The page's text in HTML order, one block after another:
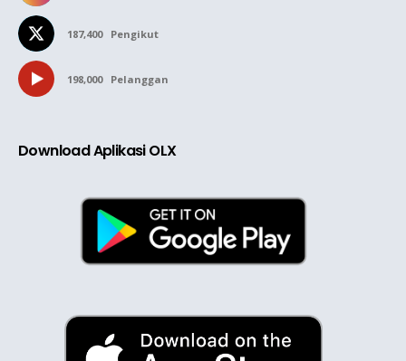
187,400 Pengikut
198,000 Pelanggan
Download Aplikasi OLX